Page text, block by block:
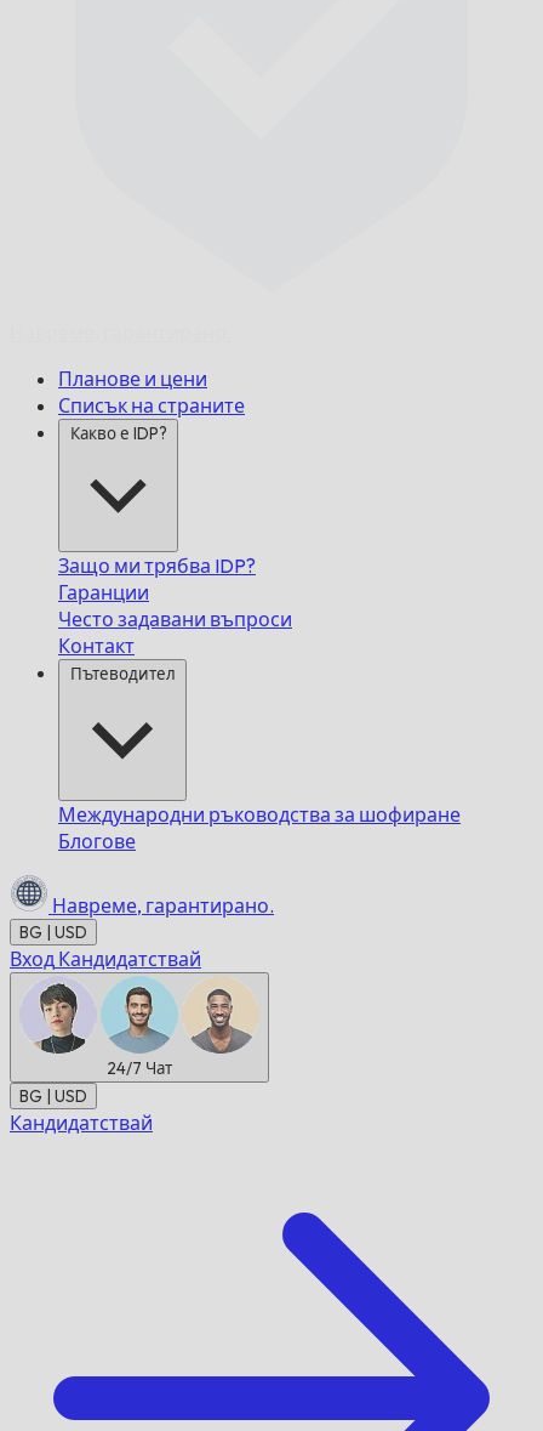
Планове и цени
Списък на страните
Какво е IDP?
Защо ми трябва IDP?
Гаранции
Често задавани въпроси
Контакт
Пътеводител
Международни ръководства за шофиране
Блогове
Навреме, гарантирано.
BG | USD
Вход Кандидатствай
24/7 Чат
BG | USD
Кандидатствай